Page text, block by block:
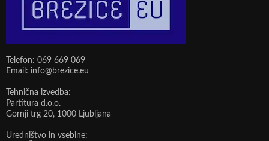
Telefon: 069 669 069
Email: info@brezice.eu
Tehnična izvedba:
Partitura d.o.o.
Gornji trg 20, 1000 Ljubljana
Uredništvo in vsebine: